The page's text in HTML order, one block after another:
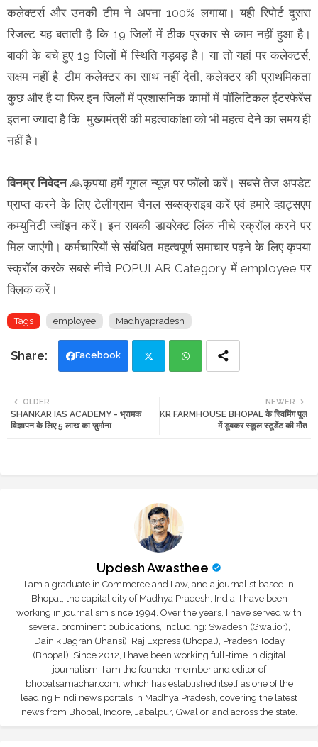
कलेक्टर्स और उनकी टीम ने अपना 100% लगाया। यही रिपोर्ट दूसरा
रिजल्ट यह बताती है कि 19 जिलों में ठीक प्रकार से काम नहीं हुआ है।
बाकी के बचे हुए 19 जिलों में स्थिति गड़बड़ है। या तो यहां पर कलेक्टर्स,
सक्षम नहीं है, टीम कलेक्टर का साथ नहीं देती, कलेक्टर की प्राथमिकता
कुछ और है या फिर इन जिलों में प्रशासनिक कामों में पॉलिटिकल इंटरफेरेंस
इतना ज्यादा है कि, मुख्यमंत्री की महत्वाकांक्षा को भी महत्व देने का समय ही
नहीं है।
विनम्र निवेदन🙏कृपया हमें गूगल न्यूज़ पर फॉलो करें। सबसे तेज अपडेट
प्राप्त करने के लिए टेलीग्राम चैनल सब्सक्राइब करें एवं हमारे व्हाट्सएप
कम्युनिटी ज्वॉइन करें। इन सबकी डायरेक्ट लिंक नीचे स्क्रॉल करने पर
मिल जाएंगी। कर्मचारियों से संबंधित महत्वपूर्ण समाचार पढ़ने के लिए कृपया
स्क्रॉल करके सबसे नीचे POPULAR Category में employee पर
क्लिक करें।
Tags employee Madhyapradesh
Facebook
tte ats
NEWER
KR FARMHOUSE BHOPAL के स्विमिंग पूल
में डूबकर स्कूल स्टूडेंट की मौत
OLDER
SHANKAR IAS ACADEMY - भ्रामक
विज्ञापन के लिए 5 लाख का जुर्माना
Updesh Awasthee
I am a graduate in Commerce and Law, and a journalist based in
Bhopal, the capital city of Madhya Pradesh, India. I have been
working in journalism since 1994. Over the years, I have served with
several prominent publications, including: Swadesh (Gwalior),
Dainik Jagran (Jhansi), Raj Express (Bhopal), Pradesh Today
(Bhopal); Since 2012, I have been working full-time in digital
journalism. I am the founder member and editor of
bhopalsamachar.com, which has established itself as one of the
leading Hindi news portals in Madhya Pradesh, covering the latest
news from Bhopal, Indore, Jabalpur, Gwalior, and across the state.